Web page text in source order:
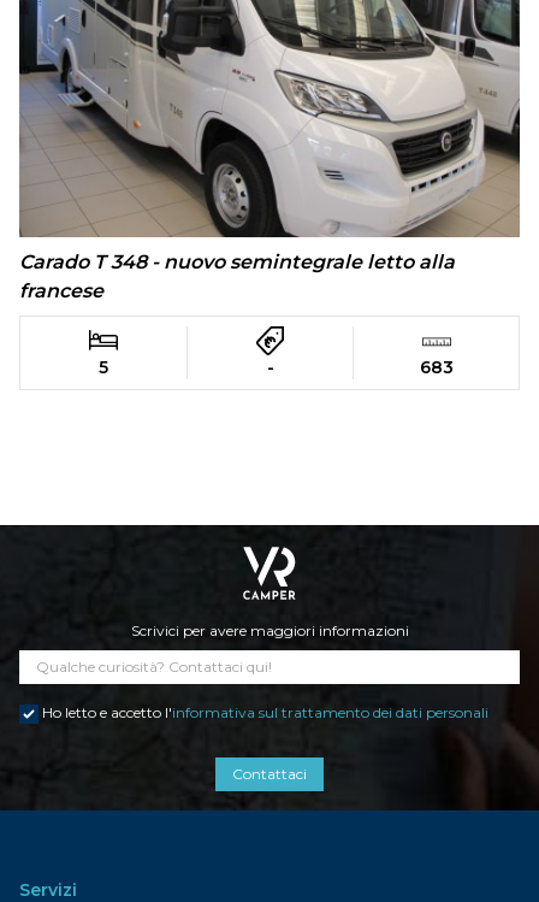
Carado T 348 - nuovo semintegrale letto alla
francese
5 - 683
Scrivici per avere maggiori informazioni
Ho letto e accetto l'informativa sul trattamento dei dati personali
Contattaci
Servizi